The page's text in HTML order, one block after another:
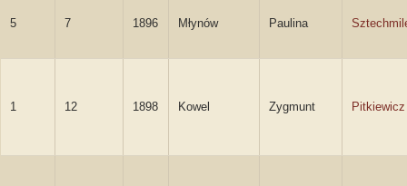
5 7 1896 Młynów Paulina
1 12 1898 Kowel Zygmunt Pitkiewicz